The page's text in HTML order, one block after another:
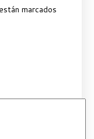
marcados